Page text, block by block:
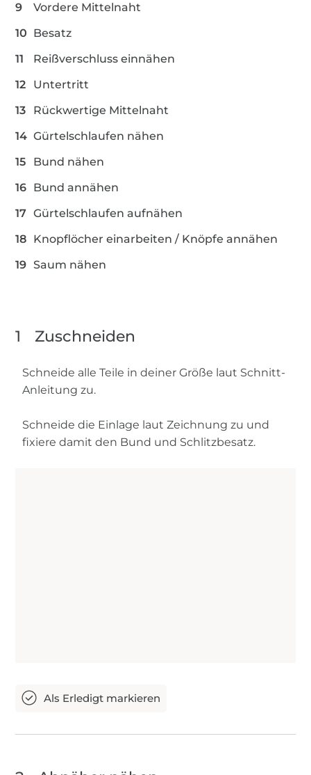
Vordere Mittelnaht
Besatz
Reißverschluss einnähen
Untertritt
Rückwertige Mittelnaht
Gürtelschlaufen nähen
Bund nähen
Bund annähen
Gürtelschlaufen aufnähen
Knopflöcher einarbeiten / Knöpfe annähen
Saum nähen
1 Zuschneiden
Schneide alle Teile in deiner Größe laut Schnitt-
Anleitung zu.
Schneide die Einlage laut Zeichnung zu und
fixiere damit den Bund und Schlitzbesatz.